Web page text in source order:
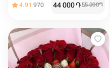
4.91 970 44 000֏55 000֏